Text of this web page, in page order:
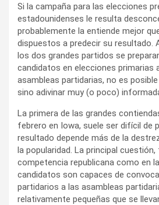
Si la campaña para las elecciones
estadounidenses le resulta
probablemente la entiende mejor
dispuestos a predecir su resultado.
los dos grandes partidos se
candidatos en elecciones primarias
asambleas partidarias, no es
sino adivinar muy (o poco)
La primera de las grandes
febrero en Iowa, suele ser difícil de
resultado depende más de la
la popularidad. La principal
competencia republicana como en
candidatos son capaces de
partidarios a las asambleas
relativamente pequeñas que se